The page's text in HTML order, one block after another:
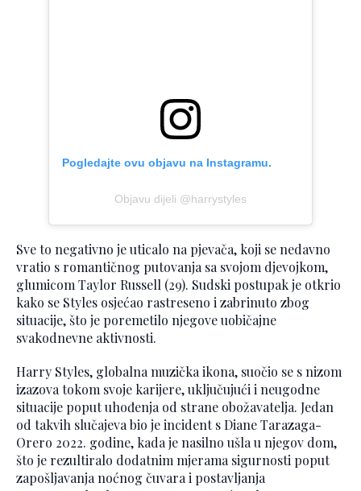
Pogledajte ovu objavu na Instagramu.
Objavu dijeli @harrystyles
Sve to negativno je uticalo na pjevača, koji se nedavno
vratio s romantičnog putovanja sa svojom djevojkom,
glumicom Taylor Russell (29). Sudski postupak je otkrio
kako se Styles osjećao rastreseno i zabrinuto zbog
situacije, što je poremetilo njegove uobičajne
svakodnevne aktivnosti.
Harry Styles, globalna muzička ikona, suočio se s nizom
izazova tokom svoje karijere, uključujući i neugodne
situacije poput uhođenja od strane obožavatelja. Jedan
od takvih slučajeva bio je incident s Diane Tarazaga-
Orero 2022. godine, kada je nasilno ušla u njegov dom,
što je rezultiralo dodatnim mjerama sigurnosti poput
zapošljavanja noćnog čuvara i postavljanja